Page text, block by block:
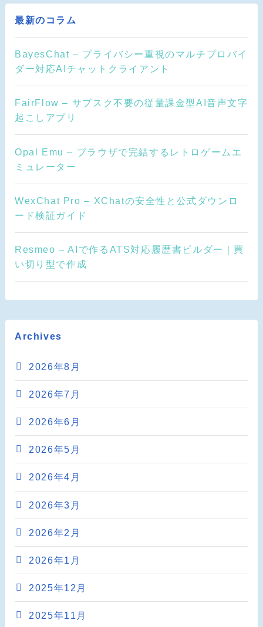
最新のコラム
BayesChat – プライバシー重視のマルチプロバイ
ダー対応AIチャットクライアント
FairFlow – サブスク不要の従量課金型AI音声文字
起こしアプリ
Opal Emu – ブラウザで完結するレトロゲームエ
ミュレーター
WexChat Pro – XChatの安全性と公式ダウンロ
ード検証ガイド
Resmeo – AIで作るATS対応履歴書ビルダー｜買
い切り型で作成
Archives
2026年8月
2026年7月
2026年6月
2026年5月
2026年4月
2026年3月
2026年2月
2026年1月
2025年12月
2025年11月